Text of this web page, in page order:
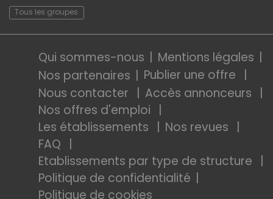
Tous les groupes
Qui sommes-nous
Mentions légales
Nos partenaires
Publier une offre
Nous contacter
Accès annonceurs
Nos offres d'emploi
Les établissements
Nos revues
FAQ
Etablissements par type de structure
Politique de confidentialité
Politique de cookies